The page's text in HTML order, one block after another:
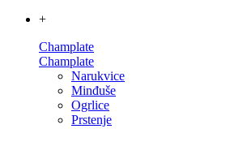
+
Champlate
Champlate
Narukvice
Minđuše
Ogrlice
Prstenje